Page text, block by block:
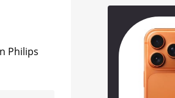
Philips